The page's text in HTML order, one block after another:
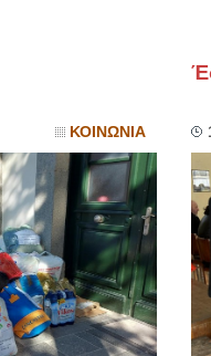
ΚΟΙΝΩΝΙΑ